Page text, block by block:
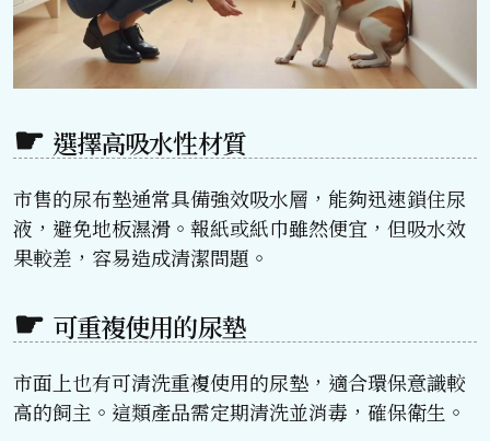
選擇高吸水性材質
市售的尿布墊通常具備強效吸水層，能夠迅速鎖住尿
液，避免地板濕滑。報紙或紙巾雖然便宜，但吸水效
果較差，容易造成清潔問題。
可重複使用的尿墊
市面上也有可清洗重複使用的尿墊，適合環保意識較
高的飼主。這類產品需定期清洗並消毒，確保衛生。